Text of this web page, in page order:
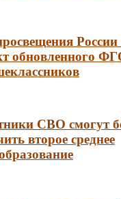
России
обновленного
СВО смогут
второе среднее